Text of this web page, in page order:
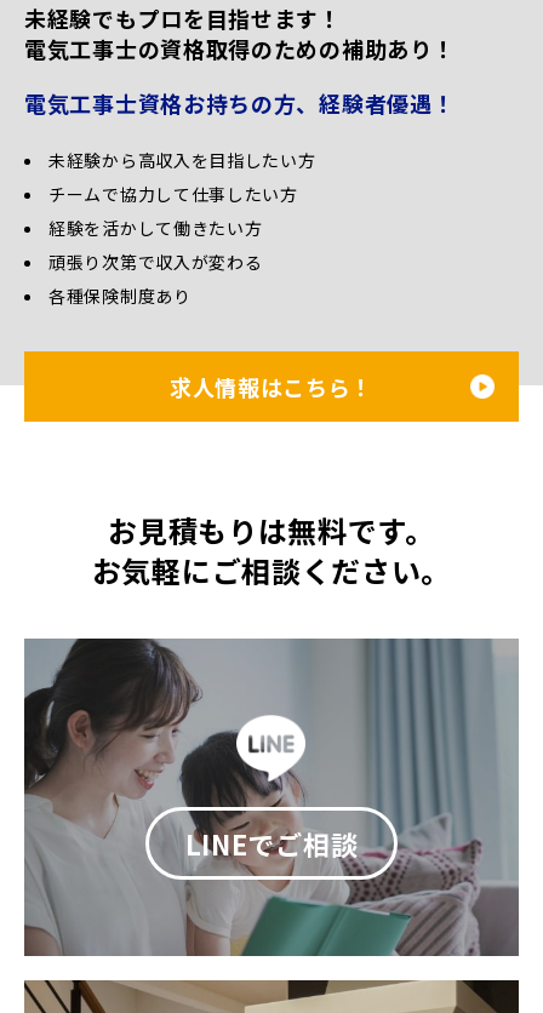
未経験でもプロを目指せます！
電気工事士の資格取得のための補助あり！
電気工事士資格お持ちの方、経験者優遇！
未経験から高収入を目指したい方
チームで協力して仕事したい方
経験を活かして働きたい方
頑張り次第で収入が変わる
各種保険制度あり
求人情報はこちら！
お見積もりは無料です。
お気軽にご相談ください。
LINEでご相談